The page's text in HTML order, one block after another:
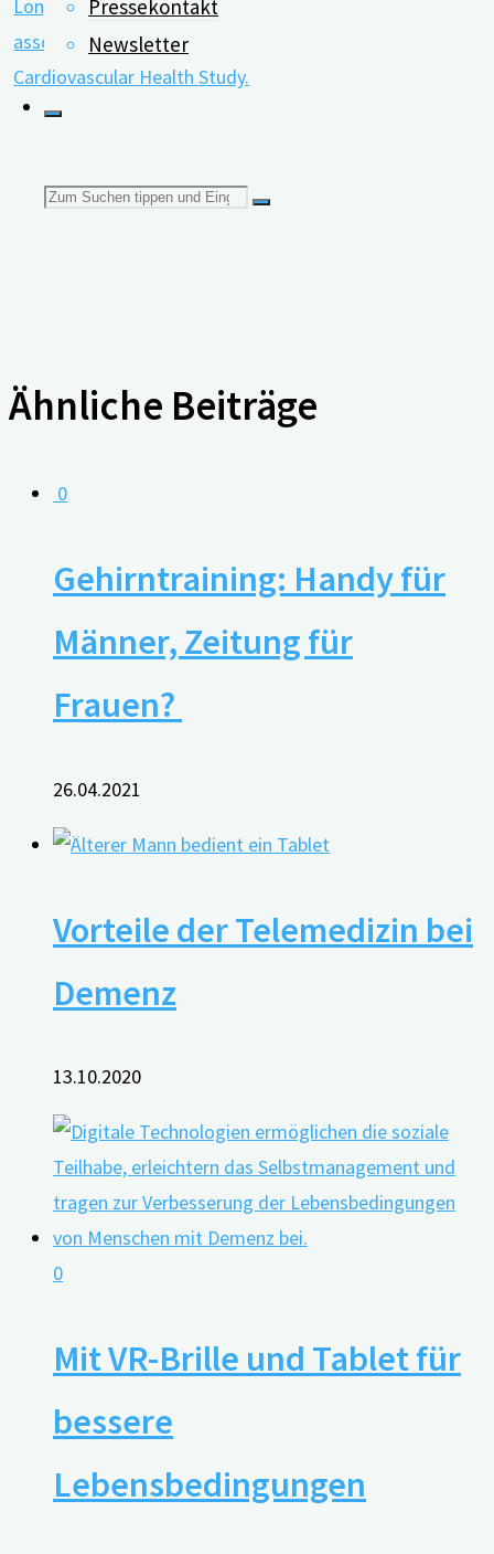
Pressekontakt
Newsletter
Suchen
Longitudinal changes in hearing and visual impairments
associated with risk of dementia in older adults: The
Cardiovascular Health Study.
Ähnliche Beiträge
0
Gehirntraining: Handy für
Männer, Zeitung für
Frauen?
26.04.2021
Vorteile der Telemedizin bei
Demenz
13.10.2020
0
Mit VR-Brille und Tablet für
bessere
Lebensbedingungen